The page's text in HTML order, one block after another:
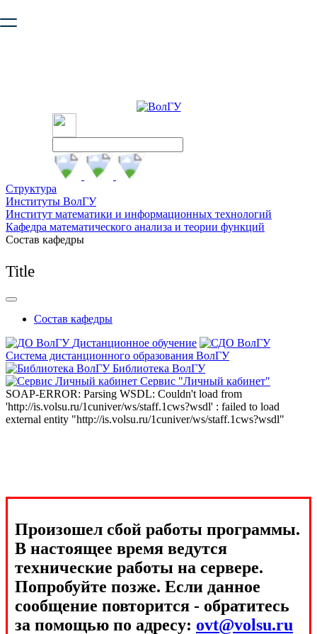
безопасную работу с сайтом. Пожалуйста
Структура
Институты ВолГУ
Институт математики и информационных технологий
Кафедра математического анализа и теории функций
Состав кафедры
Title
Состав кафедры
Дистанционное обучение
Система дистанционного образования ВолГУ
Библиотека ВолГУ
Сервис "Личный кабинет"
SOAP-ERROR: Parsing WSDL: Couldn't load from
'http://is.volsu.ru/1cuniver/ws/staff.1cws?wsdl' : failed to load
external entity "http://is.volsu.ru/1cuniver/ws/staff.1cws?wsdl"
Произошел сбой работы программы.
В настоящее время ведутся
технические работы на сервере.
Попробуйте позже. Если данное
сообщение повторится - обратитесь
за помощью по адресу: ovt@volsu.ru